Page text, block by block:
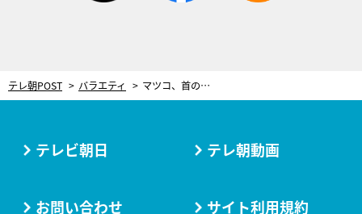
テレ朝POST バラエティ マツコ、首の手術で“フェンタニル”の威力に感動「手術後、無痛よ。怖い」
テレビ朝日 テレ朝動画
お問い合わせ サイト利用規約